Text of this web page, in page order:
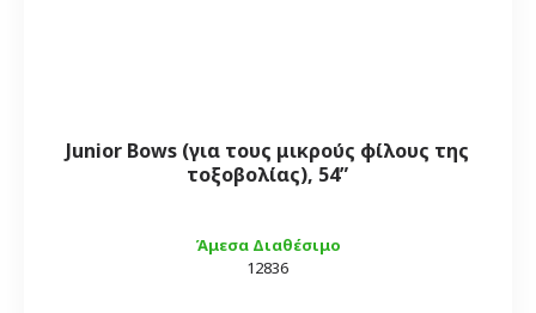
Άμεσα Διαθέσιμο
12836
Junior Bows (για τους μικρούς φίλους της
τοξοβολίας), 54”